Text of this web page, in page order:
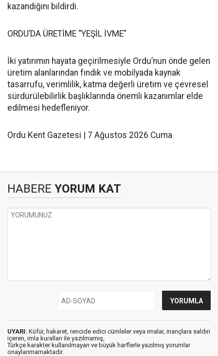
kazandığını bildirdi.
ORDU’DA ÜRETİME “YEŞİL İVME”
İki yatırımın hayata geçirilmesiyle Ordu’nun önde gelen
üretim alanlarından fındık ve mobilyada kaynak
tasarrufu, verimlilik, katma değerli üretim ve çevresel
sürdürülebilirlik başlıklarında önemli kazanımlar elde
edilmesi hedefleniyor.
Ordu Kent Gazetesi | 7 Ağustos 2026 Cuma
HABERE YORUM KAT
UYARI: Küfür, hakaret, rencide edici cümleler veya imalar, inançlara saldırı
içeren, imla kuralları ile yazılmamış,
Türkçe karakter kullanılmayan ve büyük harflerle yazılmış yorumlar
onaylanmamaktadır.